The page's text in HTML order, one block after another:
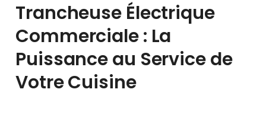
de
Gamme
de
Gamme
Trancheuse Électrique
Commerciale : La
Puissance au Service de
Votre Cuisine